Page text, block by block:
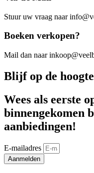
Stuur uw vraag naar
Boeken verkopen?
Mail dan naar
Blijf op de hoogte
Wees als eerste
binnengekomen
aanbiedingen!
E-mailadres
Aanmelden